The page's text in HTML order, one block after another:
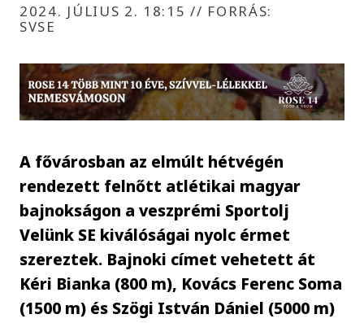
2024. JÚLIUS 2. 18:15// FORRÁS:
SVSE
A fővárosban az elmúlt hétvégén
rendezett felnőtt atlétikai magyar
bajnokságon a veszprémi Sportolj
Velünk SE kiválóságai nyolc érmet
szereztek. Bajnoki címet vehetett át
Kéri Bianka (800 m), Kovács Ferenc Soma
(1500 m) és Szögi István Dániel (5000 m)